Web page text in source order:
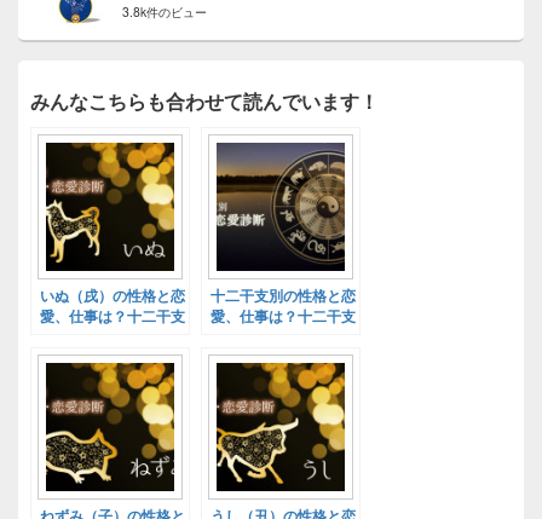
3.8k件のビュー
みんなこちらも合わせて読んでいます！
いぬ（戌）の性格と恋
愛、仕事は？十二干支
十二干支別の性格と恋
愛、仕事は？十二干支